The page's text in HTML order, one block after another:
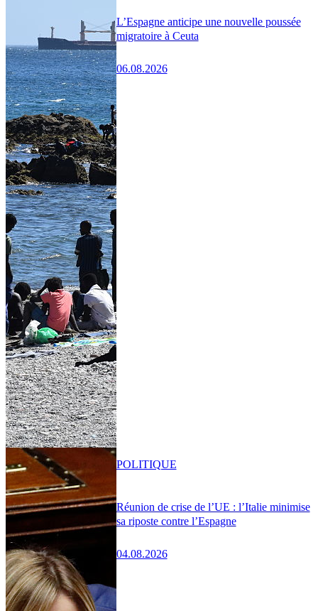
L’Espagne anticipe une nouvelle poussée
migratoire à Ceuta
06.08.2026
Réunion de crise de l’UE : l’Italie minimise
sa riposte contre l’Espagne
04.08.2026
POLITIQUE